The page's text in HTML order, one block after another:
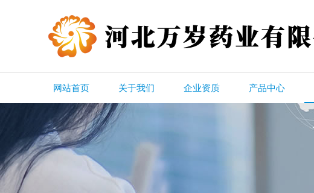
网站首页 关于我们 企业资质 产品中心